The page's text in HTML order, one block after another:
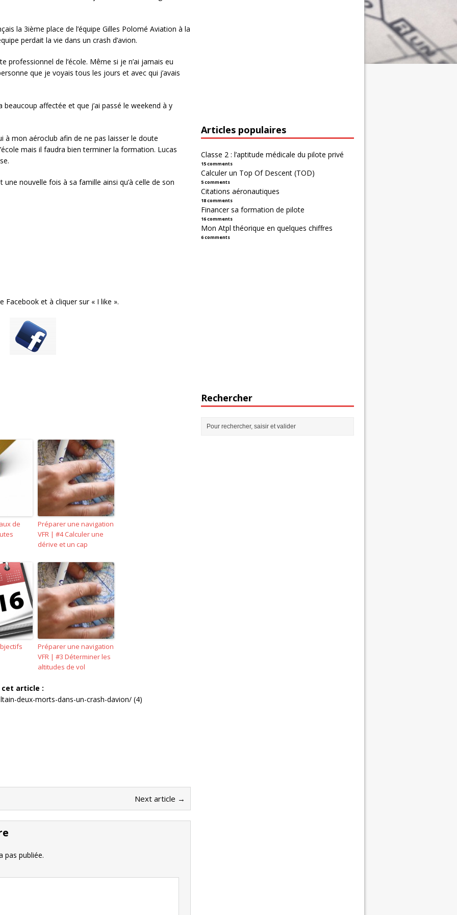
la 3ième place de l’équipe Gilles Polomé Aviation à la
perdait la vie dans un crash d’avion.
professionnel de l’école. Même si je n’ai jamais eu
que je voyais tous les jours et avec qui j’avais
affectée et que j’ai passé le weekend à y
à mon aéroclub afin de ne pas laisser le doute
mais il faudra bien terminer la formation. Lucas
nouvelle fois à sa famille ainsi qu’à celle de son
Facebook et à cliquer sur « I like ».
de
Préparer une navigation
VFR | #4 Calculer une
dérive et un cap
Préparer une navigation
VFR | #3 Déterminer les
altitudes de vol
cet article :
deux-morts-dans-un-crash-davion/ (4)
Next article →
pas publiée.
Articles populaires
Classe 2 : l’aptitude médicale du pilote privé
15 comments
Calculer un Top Of Descent (TOD)
5 comments
Citations aéronautiques
18 comments
Financer sa formation de pilote
16 comments
Mon Atpl théorique en quelques chiffres
6 comments
Rechercher